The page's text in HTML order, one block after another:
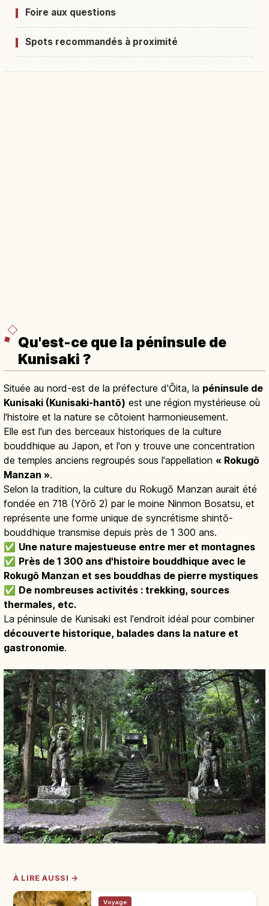
Foire aux questions
Spots recommandés à proximité
Qu'est-ce que la péninsule de
Kunisaki ?
Située au nord-est de la préfecture d'Ōita, la péninsule de
Kunisaki (Kunisaki-hantō) est une région mystérieuse où
l'histoire et la nature se côtoient harmonieusement.
Elle est l'un des berceaux historiques de la culture
bouddhique au Japon, et l'on y trouve une concentration
de temples anciens regroupés sous l'appellation « Rokugō
Manzan ».
Selon la tradition, la culture du Rokugō Manzan aurait été
fondée en 718 (Yōrō 2) par le moine Ninmon Bosatsu, et
représente une forme unique de syncrétisme shintō-
bouddhique transmise depuis près de 1 300 ans.
✅ Une nature majestueuse entre mer et montagnes
✅ Près de 1 300 ans d'histoire bouddhique avec le
Rokugō Manzan et ses bouddhas de pierre mystiques
✅ De nombreuses activités : trekking, sources
thermales, etc.
La péninsule de Kunisaki est l'endroit idéal pour combiner
découverte historique, balades dans la nature et
gastronomie.
À LIRE AUSSI →
Voyage